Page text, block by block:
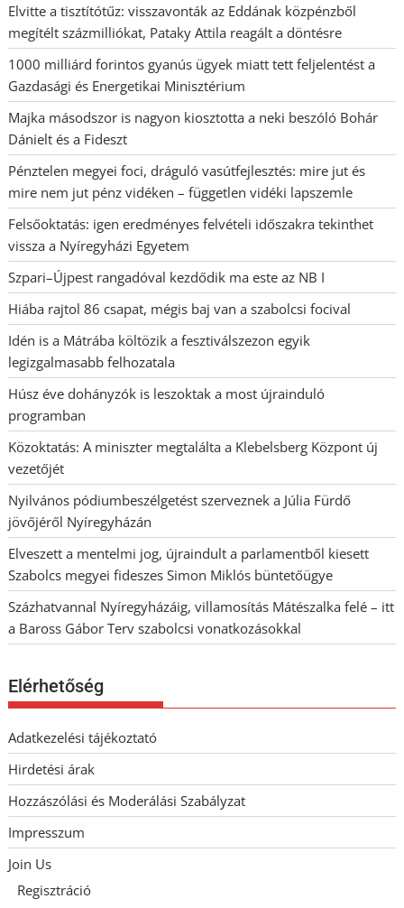
Elvitte a tisztítótűz: visszavonták az Eddának közpénzből
megítélt százmilliókat, Pataky Attila reagált a döntésre
1000 milliárd forintos gyanús ügyek miatt tett feljelentést a
Gazdasági és Energetikai Minisztérium
Majka másodszor is nagyon kiosztotta a neki beszóló Bohár
Dánielt és a Fideszt
Pénztelen megyei foci, dráguló vasútfejlesztés: mire jut és
mire nem jut pénz vidéken – független vidéki lapszemle
Felsőoktatás: igen eredményes felvételi időszakra tekinthet
vissza a Nyíregyházi Egyetem
Szpari–Újpest rangadóval kezdődik ma este az NB I
Hiába rajtol 86 csapat, mégis baj van a szabolcsi focival
Idén is a Mátrába költözik a fesztiválszezon egyik
legizgalmasabb felhozatala
Húsz éve dohányzók is leszoktak a most újrainduló
programban
Közoktatás: A miniszter megtalálta a Klebelsberg Központ új
vezetőjét
Nyilvános pódiumbeszélgetést szerveznek a Júlia Fürdő
jövőjéről Nyíregyházán
Elveszett a mentelmi jog, újraindult a parlamentből kiesett
Szabolcs megyei fideszes Simon Miklós büntetőügye
Százhatvannal Nyíregyházáig, villamosítás Mátészalka felé – itt
a Baross Gábor Terv szabolcsi vonatkozásokkal
Elérhetőség
Adatkezelési tájékoztató
Hirdetési árak
Hozzászólási és Moderálási Szabályzat
Impresszum
Join Us
Regisztráció